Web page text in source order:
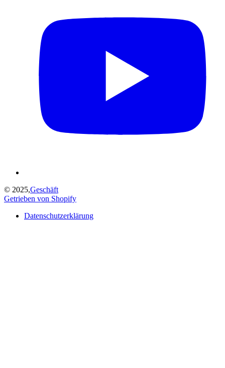
© 2025,Geschäft
Getrieben von Shopify
Datenschutzerklärung